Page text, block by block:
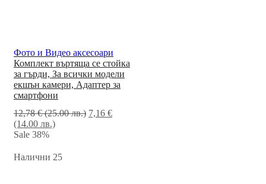
Фото и Видео аксесоари
Комплект въртяща се стойка
за гърди, За всички модели
екшън камери, Адаптер за
смартфони
12,78€ (25.00 лв.) 7,16 €
(14.00 лв.)
Sale 38%
Налични 25